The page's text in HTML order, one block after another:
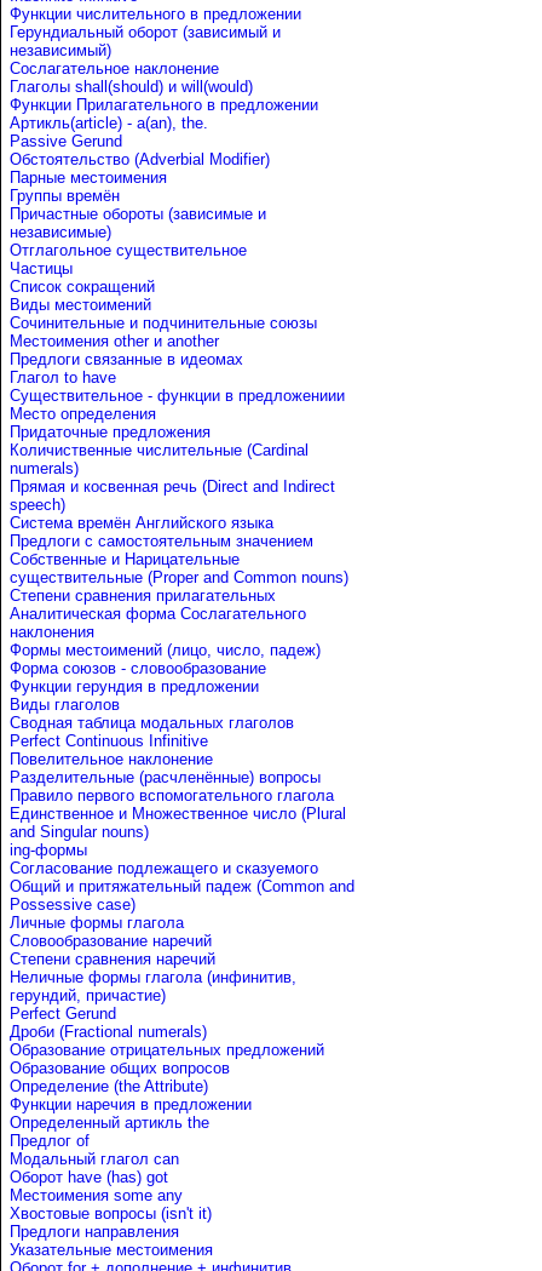
Функции числительного в предложении
Герундиальный оборот (зависимый и
независимый)
Сослагательное наклонение
Глаголы shall(should) и will(would)
Функции Прилагательного в предложении
Артикль(article) - a(an), the.
Passive Gerund
Обстоятельство (Adverbial Modifier)
Парные местоимения
Группы времён
Причастные обороты (зависимые и
независимые)
Отглагольное существительное
Частицы
Список сокращений
Виды местоимений
Сочинительные и подчинительные союзы
Местоимения other и another
Предлоги связанные в идеомах
Глагол to have
Существительное - функции в предложениии
Место определения
Придаточные предложения
Количиственные числительные (Cardinal
numerals)
Прямая и косвенная речь (Direct and Indirect
speech)
Система времён Английского языка
Предлоги с самостоятельным значением
Собственные и Нарицательные
cуществительные (Proper and Common nouns)
Степени сравнения прилагательных
Аналитическая форма Сослагательного
наклонения
Формы местоимений (лицо, число, падеж)
Форма союзов - словообразование
Функции герундия в предложении
Виды глаголов
Сводная таблица модальных глаголов
Perfect Continuous Infinitive
Повелительное наклонение
Разделительные (расчленённые) вопросы
Правило первого вспомогательного глагола
Единственное и Множественное число (Plural
and Singular nouns)
ing-формы
Согласование подлежащего и сказуемого
Общий и притяжательный падеж (Common and
Possessive case)
Личные формы глагола
Словообразование наречий
Степени сравнения наречий
Неличные формы глагола (инфинитив,
герундий, причастие)
Perfect Gerund
Дроби (Fractional numerals)
Образование отрицательных предложений
Образование общих вопросов
Определение (the Attribute)
Функции наречия в предложении
Определенный артикль the
Предлог of
Mодальный глагол can
Оборот have (has) got
Местоимения some any
Хвостовые вопросы (isn't it)
Предлоги направления
Указательные местоимения